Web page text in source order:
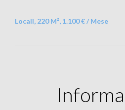
Locali, 220 M², 1.100 € / Mese